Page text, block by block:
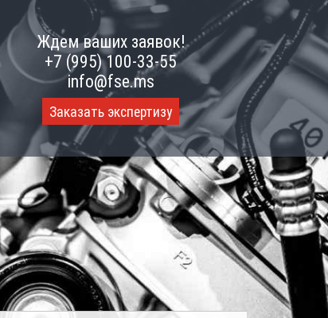
Ждем ваших заявок!
+7 (995) 100-33-55
info@fse.ms
Заказать экспертизу